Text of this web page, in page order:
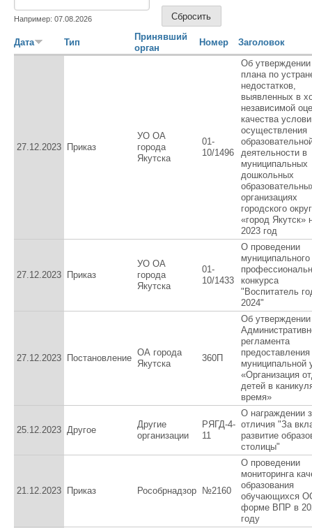
Например: 07.08.2026
Дата Тип
Принявший
орган
Номер Заголовок
27.12.2023 Приказ
УО ОА
города
Якутска
01-
10/1496
Об утверждении
плана по
недостатков,
выявленных в
независимой
качества
осуществления
деятельности в
муниципальных
дошкольных
организациях
городского
«город Якутск»
2023 год
27.12.2023 Приказ
УО ОА
города
Якутска
01-
10/1433
О проведении
муниципального
конкурса
"Воспитатель
2024"
27.12.2023 Постановление
ОА города
Якутска
360П
Об утверждении
регламента
предоставления
муниципальной
«Организация
детей в
время»
25.12.2023 Другое
Другие
организации
РЯГД-4-
11
О награждении
отличия "За
развитие
столицы"
21.12.2023 Приказ Рособрнадзор №2160
О проведении
мониторинга
образования
обучающихся
форме ВПР в
году